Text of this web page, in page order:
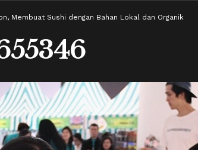
Membuat Sushi dengan Bahan Lokal dan Organik